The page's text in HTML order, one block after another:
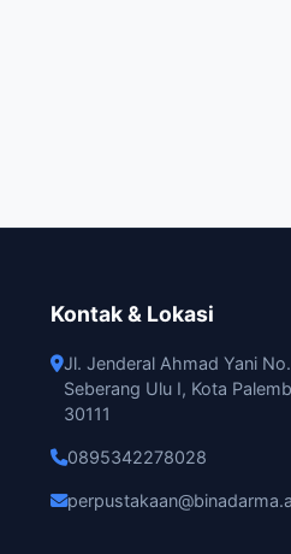
Kontak & Lokasi
Jl. Jenderal Ahmad Yani
Seberang Ulu I, Kota
30111
0895342278028